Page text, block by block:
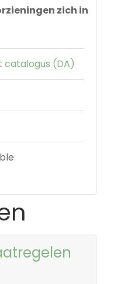
zich in
catalogus (DA)